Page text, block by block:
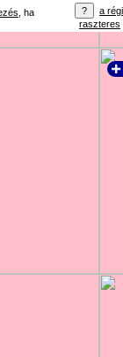
, ha
a régi
raszteres